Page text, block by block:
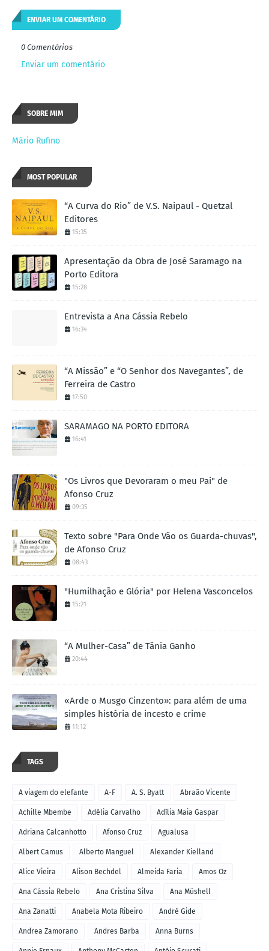
ENVIAR UM COMENTÁRIO
0 Comentários
Enviar um comentário
SOBRE MIM
Mário Rufino
MOST POPULAR
“A Curva do Rio” de V.S. Naipaul - Quetzal
Editores
15:35
Apresentação da Obra de José Saramago na
Porto Editora
15:28
Entrevista a Ana Cássia Rebelo
16:34
“A Missão” e “O Senhor dos Navegantes”, de
Ferreira de Castro
17:50
SARAMAGO NA PORTO EDITORA
16:41
"Os Livros que Devoraram o meu Pai" de
Afonso Cruz
09:35
Texto sobre "Para Onde Vão os Guarda-chuvas",
de Afonso Cruz
08:43
"Humilhação e Glória" por Helena Vasconcelos
15:21
“A Mulher-Casa” de Tânia Ganho
20:44
«Arde o Musgo Cinzento»: para além de uma
simples história de incesto e crime
11:12
TAGS
A viagem do elefante A-F A. S. Byatt Abraão Vicente
Achille Mbembe Adélia Carvalho Adília Maia Gaspar
Adriana Calcanhotto Afonso Cruz Agualusa
Albert Camus Alberto Manguel Alexander Kielland
Alice Vieira Alison Bechdel Almeida Faria Amos Oz
Ana Cássia Rebelo Ana Cristina Silva Ana Müshell
Ana Zanatti Anabela Mota Ribeiro André Gide
Andrea Zamorano Andres Barba Anna Burns